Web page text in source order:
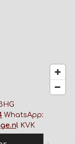
WhatsApp:
l KVK